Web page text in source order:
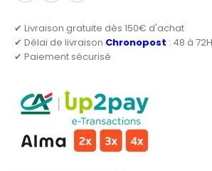
✔ Livraison gratuite dès 150€ d'achat
✔ Délai de livraison Chronopost : 48 à 72H
✔ Paiement sécurisé